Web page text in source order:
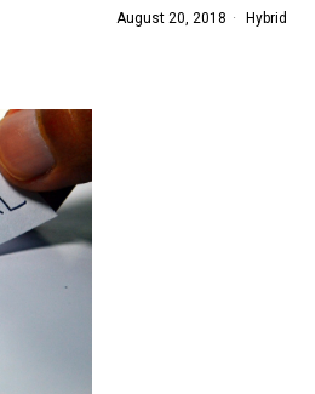
August 20, 2018 Hybrid